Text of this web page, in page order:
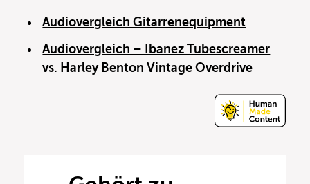
Audiovergleich Gitarrenequipment
Audiovergleich – Ibanez Tubescreamer
vs. Harley Benton Vintage Overdrive